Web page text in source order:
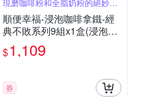
現磨咖啡粉和全脂奶粉的絕妙搭
配
順便幸福-浸泡咖啡拿鐵-經
典不敗系列9組x1盒(浸泡咖
啡 全脂奶粉)
$1,109
券